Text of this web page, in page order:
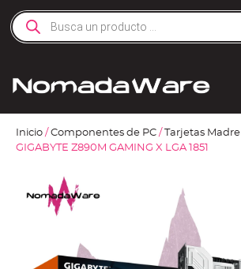
Inicio / Componentes de PC / Tarjetas Madre
GIGABYTE Z890M GAMING X LGA 1851